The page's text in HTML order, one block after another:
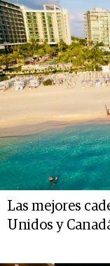
Las mejores
Unidos y